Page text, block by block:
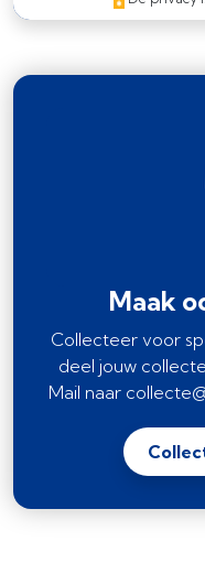
Maak
Collecteer voor
deel jouw
Mail naar